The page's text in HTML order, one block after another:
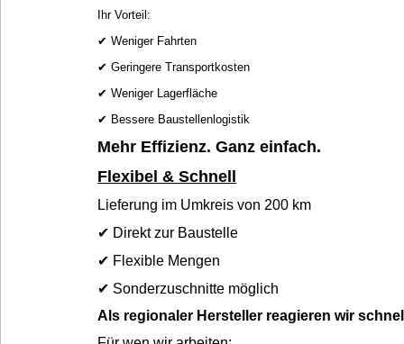
Ihr Vorteil:
✔Weniger Fahrten
✔Geringere Transportkosten
✔Weniger Lagerfläche
✔ Bessere Baustellenlogistik
Mehr Effizienz. Ganz einfach.
Flexibel & Schnell
Lieferung im Umkreis von 200 km
✔ Direkt zur Baustelle
✔ Flexible Mengen
✔ Sonderzuschnitte möglich
Als regionaler Hersteller reagieren wir